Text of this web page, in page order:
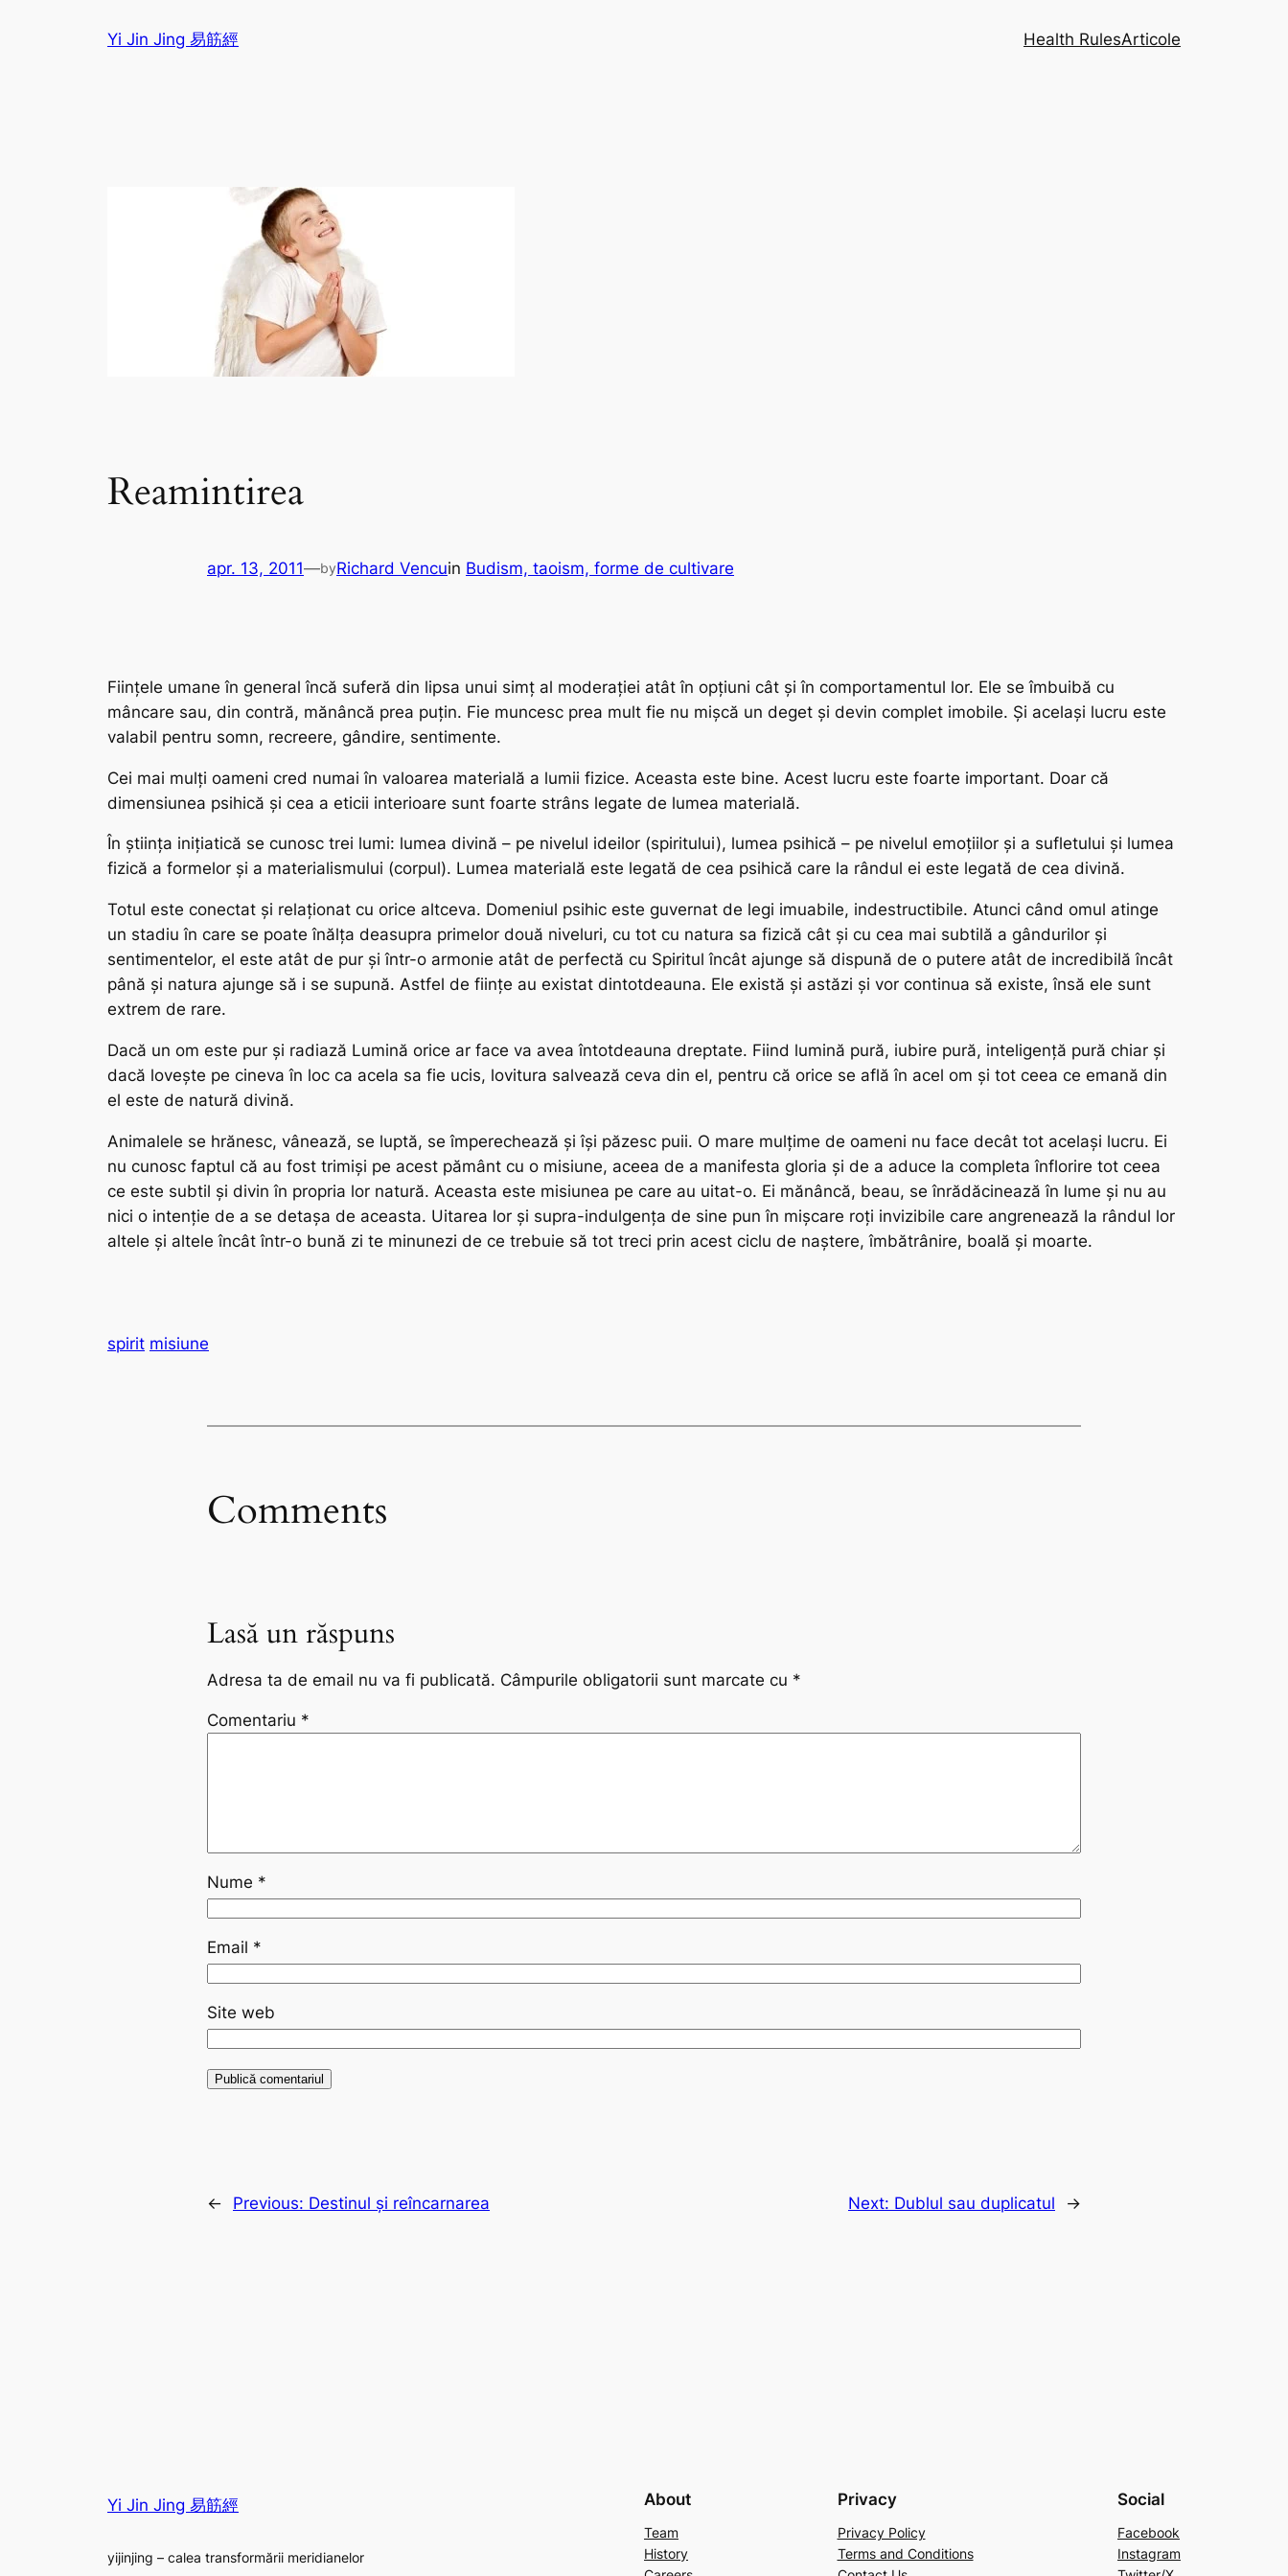
Yi Jin Jing 易筋經 Health RulesArticole
Reamintirea
apr. 13, 2011—byRichard Vencuin Budism, taoism, forme de cultivare
Ființele umane în general încă suferă din lipsa unui simț al moderației atât în opțiuni cât și în comportamentul lor. Ele se îmbuibă cu
mâncare sau, din contră, mănâncă prea puțin. Fie muncesc prea mult fie nu mișcă un deget și devin complet imobile. Și același lucru este
valabil pentru somn, recreere, gândire, sentimente.
Cei mai mulți oameni cred numai în valoarea materială a lumii fizice. Aceasta este bine. Acest lucru este foarte important. Doar că
dimensiunea psihică și cea a eticii interioare sunt foarte strâns legate de lumea materială.
În știința inițiatică se cunosc trei lumi: lumea divină – pe nivelul ideilor (spiritului), lumea psihică – pe nivelul emoțiilor și a sufletului și lumea
fizică a formelor și a materialismului (corpul). Lumea materială este legată de cea psihică care la rândul ei este legată de cea divină.
Totul este conectat și relaționat cu orice altceva. Domeniul psihic este guvernat de legi imuabile, indestructibile. Atunci când omul atinge
un stadiu în care se poate înălța deasupra primelor două niveluri, cu tot cu natura sa fizică cât și cu cea mai subtilă a gândurilor și
sentimentelor, el este atât de pur și într-o armonie atât de perfectă cu Spiritul încât ajunge să dispună de o putere atât de incredibilă încât
până și natura ajunge să i se supună. Astfel de ființe au existat dintotdeauna. Ele există și astăzi și vor continua să existe, însă ele sunt
extrem de rare.
Dacă un om este pur și radiază Lumină orice ar face va avea întotdeauna dreptate. Fiind lumină pură, iubire pură, inteligență pură chiar și
dacă lovește pe cineva în loc ca acela sa fie ucis, lovitura salvează ceva din el, pentru că orice se află în acel om și tot ceea ce emană din
el este de natură divină.
Animalele se hrănesc, vânează, se luptă, se împerechează și își păzesc puii. O mare mulțime de oameni nu face decât tot același lucru. Ei
nu cunosc faptul că au fost trimiși pe acest pământ cu o misiune, aceea de a manifesta gloria și de a aduce la completa înflorire tot ceea
ce este subtil și divin în propria lor natură. Aceasta este misiunea pe care au uitat-o. Ei mănâncă, beau, se înrădăcinează în lume și nu au
nici o intenție de a se detașa de aceasta. Uitarea lor și supra-indulgența de sine pun în mișcare roți invizibile care angrenează la rândul lor
altele și altele încât într-o bună zi te minunezi de ce trebuie să tot treci prin acest ciclu de naștere, îmbătrânire, boală și moarte.
spirit misiune
Comments
Lasă un răspuns
Adresa ta de email nu va fi publicată. Câmpurile obligatorii sunt marcate cu *
Comentariu *
Nume *
Email *
Site web
← Previous: Destinul și reîncarnarea Next: Dublul sau duplicatul →
Yi Jin Jing 易筋經
yijinjing – calea transformării meridianelor
About
Team
History
Privacy
Privacy Policy
Terms and Conditions
Social
Facebook
Instagram